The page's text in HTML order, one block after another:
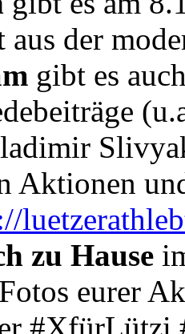
der
gibt es
Aktionen
zu Hause
eurer